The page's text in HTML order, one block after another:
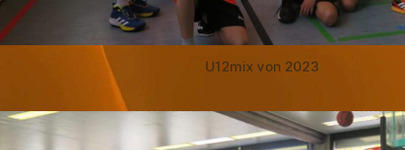
U12mix von 2023